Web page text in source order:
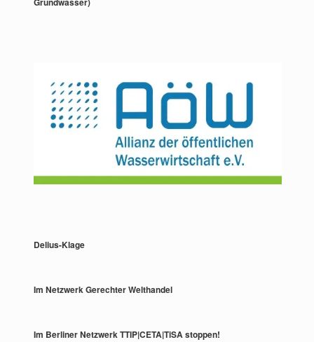
Delius-Klage
Im Netzwerk Gerechter Welthandel
Im Berliner Netzwerk TTIP|CETA|TiSA stoppen!